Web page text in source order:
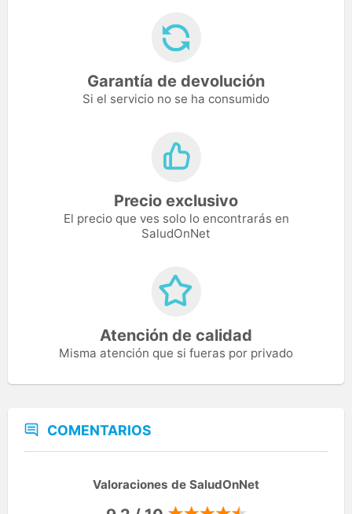
Garantía de devolución
Si el servicio no se ha consumido
Precio exclusivo
El precio que ves solo lo encontrarás en
SaludOnNet
Atención de calidad
Misma atención que si fueras por privado
COMENTARIOS
Valoraciones de SaludOnNet